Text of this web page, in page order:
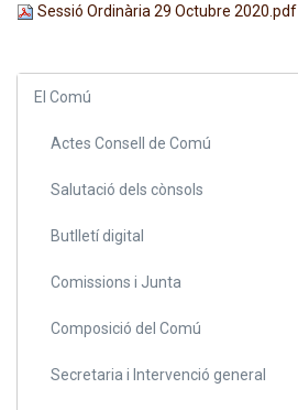
El Comú
Actes Consell de Comú
Salutació dels cònsols
Butlletí digital
Comissions i Junta
Composició del Comú
Secretaria i Intervenció general
Sessió Ordinària 29 Octubre 2020.pdf